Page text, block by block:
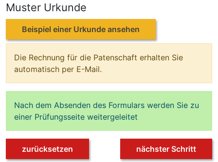
Muster Urkunde
Beispiel einer Urkunde ansehen
Die Rechnung für die Patenschaft erhalten Sie
automatisch per E-Mail.
Nach dem Absenden des Formulars werden Sie zu
einer Prüfungsseite weitergeleitet
zurücksetzen nächster Schritt